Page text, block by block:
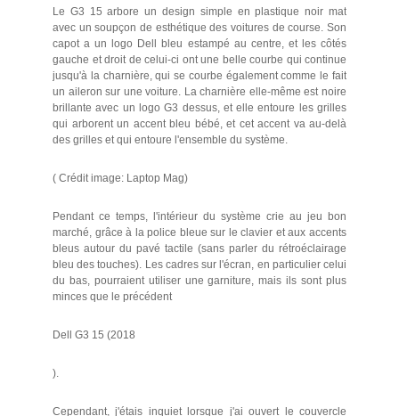
Le G3 15 arbore un design simple en plastique noir mat
avec un soupçon de esthétique des voitures de course. Son
capot a un logo Dell bleu estampé au centre, et les côtés
gauche et droit de celui-ci ont une belle courbe qui continue
jusqu'à la charnière, qui se courbe également comme le fait
un aileron sur une voiture. La charnière elle-même est noire
brillante avec un logo G3 dessus, et elle entoure les grilles
qui arborent un accent bleu bébé, et cet accent va au-delà
des grilles et qui entoure l'ensemble du système.
( Crédit image: Laptop Mag)
Pendant ce temps, l'intérieur du système crie au jeu bon
marché, grâce à la police bleue sur le clavier et aux accents
bleus autour du pavé tactile (sans parler du rétroéclairage
bleu des touches). Les cadres sur l'écran, en particulier celui
du bas, pourraient utiliser une garniture, mais ils sont plus
minces que le précédent
Dell G3 15 (2018
).
Cependant, j'étais inquiet lorsque j'ai ouvert le couvercle